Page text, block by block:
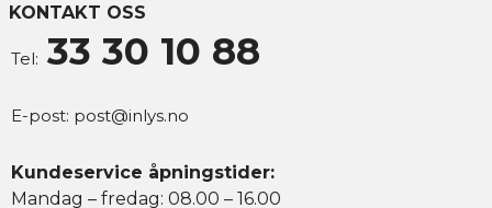
KONTAKT OSS
Tel: 33 30 10 88
E-post: post@inlys.no
Kundeservice åpningstider:
Mandag – fredag: 08.00 – 16.00